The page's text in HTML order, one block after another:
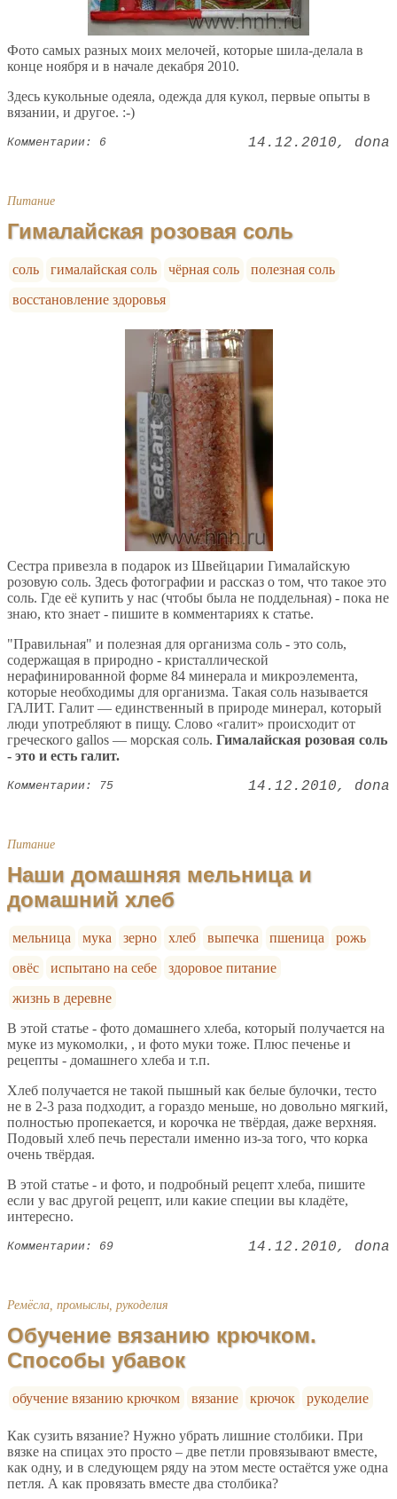
Фото самых разных моих мелочей, которые шила-делала в
конце ноября и в начале декабря 2010.
Здесь кукольные одеяла, одежда для кукол, первые опыты в
вязании, и другое. :-)
Комментарии: 6 14.12.2010 dona
Питание
Гималайская розовая соль
соль гималайская соль чёрная соль
полезная соль
восстановление здоровья
Сестра привезла в подарок из Швейцарии Гималайскую
розовую соль. Здесь фотографии и рассказ о том, что такое это
соль. Где её купить у нас (чтобы была не поддельная) - пока не
знаю, кто знает - пишите в комментариях к статье.
"Правильная" и полезная для организма соль - это соль,
содержащая в природно - кристаллической
нерафинированной форме 84 минерала и микроэлемента,
которые необходимы для организма. Такая соль называется
ГАЛИТ. Галит — единственный в природе минерал, который
люди употребляют в пищу. Слово «галит» происходит от
греческого gallos — морская соль. Гималайская розовая соль
- это и есть галит.
Комментарии: 75 14.12.2010 dona
Питание
Наши домашняя мельница и
домашний хлеб
мельница мука зерно хлеб выпечка пшеница
рожь
овёс
испытано на себе
здоровое питание
жизнь в деревне
В этой статье - фото домашнего хлеба, который получается на
муке из мукомолки, , и фото муки тоже. Плюс печенье и
рецепты - домашнего хлеба и т.п.
Хлеб получается не такой пышный как белые булочки, тесто
не в 2-3 раза подходит, а гораздо меньше, но довольно мягкий,
полностью пропекается, и корочка не твёрдая, даже верхняя.
Подовый хлеб печь перестали именно из-за того, что корка
очень твёрдая.
В этой статье - и фото, и подробный рецепт хлеба, пишите
если у вас другой рецепт, или какие специи вы кладёте,
интересно.
Комментарии: 69 14.12.2010 dona
Ремёсла, промыслы, рукоделия
Обучение вязанию крючком.
Способы убавок
обучение вязанию крючком вязание крючок рукоделие
Как сузить вязание? Нужно убрать лишние столбики. При
вязке на спицах это просто – две петли провязывают вместе,
как одну, и в следующем ряду на этом месте остаётся уже одна
петля. А как провязать вместе два столбика?